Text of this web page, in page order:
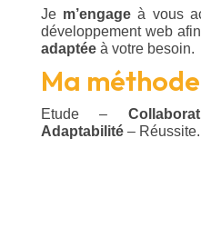
Je m’engage à vous
développement web
adaptéeà votre besoin.
Ma
Etude –
Adaptabilité– Réussite.